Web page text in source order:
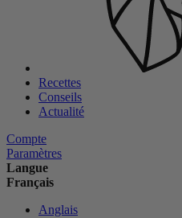
Recettes
Conseils
Actualité
Compte
Paramètres
Langue
Français
Anglais